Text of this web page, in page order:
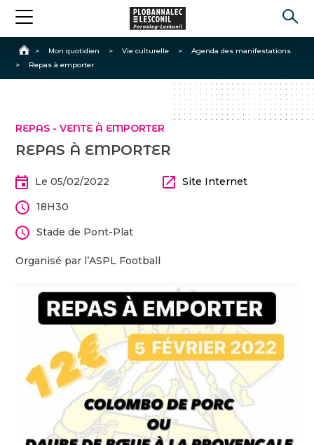
Accueil
> Mon quotidien > Vie culturelle >
Agenda des manifestations
>
Repas à emporter
REPAS - VENTE À EMPORTER
REPAS À EMPORTER
Le 05/02/2022
18H30
Stade de Pont-Plat
Site Internet
Organisé par l’ASPL Football